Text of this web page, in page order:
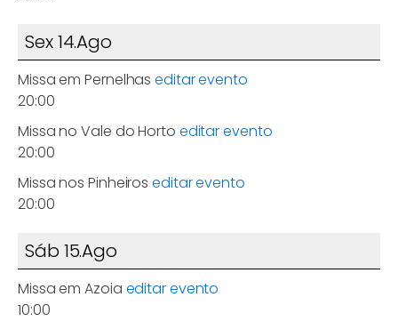
Sex 14.Ago
Missa em Pernelhas editar evento
20:00
Missa no Vale do Horto editar evento
20:00
Missa nos Pinheiros editar evento
20:00
Sáb 15.Ago
Missa em Azoia editar evento
10:00